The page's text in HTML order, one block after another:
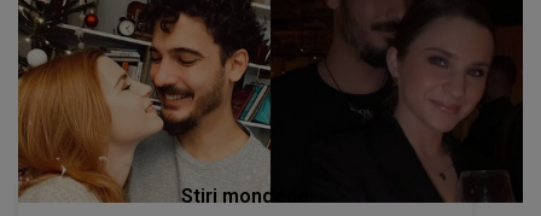
Stiri mondene